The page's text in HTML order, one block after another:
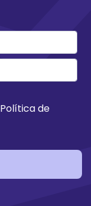
Política de